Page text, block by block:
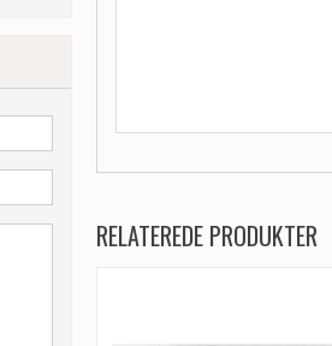
RELATEREDE PRODUKTER